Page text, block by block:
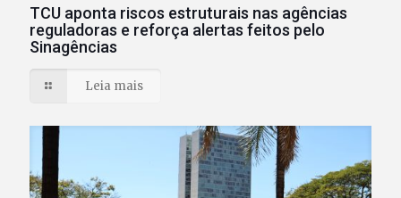
TCU aponta riscos estruturais nas agências
reguladoras e reforça alertas feitos pelo
Sinagências
Leia mais